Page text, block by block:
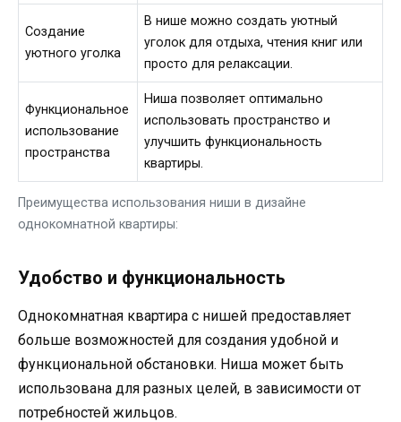
Преимущества использования ниши в дизайне
однокомнатной квартиры:
Создание
уютного уголка
В нише можно создать уютный
уголок для отдыха, чтения книг или
просто для релаксации.
Функциональное
использование
пространства
Ниша позволяет оптимально
использовать пространство и
улучшить функциональность
квартиры.
Удобство и функциональность
Однокомнатная квартира с нишей предоставляет
больше возможностей для создания удобной и
функциональной обстановки. Ниша может быть
использована для разных целей, в зависимости от
потребностей жильцов.